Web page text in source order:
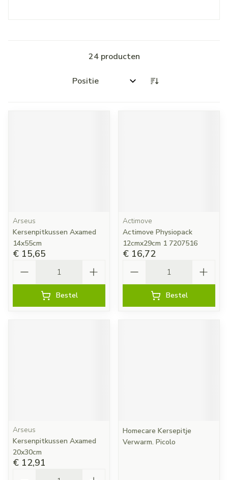
24producten
Sorteer op:
Arseus
Kersenpitkussen Axamed
14x55cm
€ 15,65
Bestel
Actimove
Actimove Physiopack
12cmx29cm 1 7207516
€ 16,72
Bestel
Arseus
Kersenpitkussen Axamed
20x30cm
€ 12,91
Homecare Kersepitje
Verwarm. Picolo